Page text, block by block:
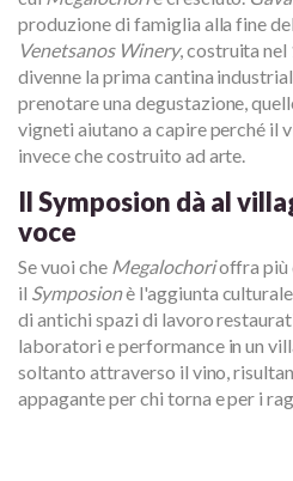
produzione di famiglia alla fine
Venetsanos Winery, costruita nel
divenne la prima cantina
prenotare una degustazione,
vigneti aiutano a capire perché il
invece che costruito ad arte.
Il Symposion dà al
voce
Se vuoi che Megalochorioffra più
il Symposionè l'aggiunta
di antichi spazi di lavoro
laboratori e performance in un
soltanto attraverso il vino,
appagante per chi torna e per i